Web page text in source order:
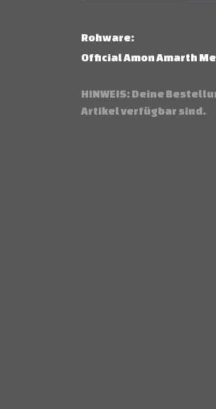
Rohware:
Official Amon Amarth
HINWEIS: Deine
Artikel verfügbar sind.